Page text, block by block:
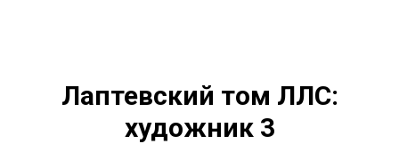
Лаптевский том ЛЛС:
художник 3